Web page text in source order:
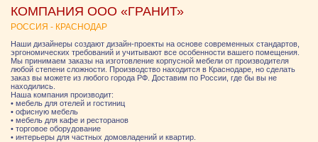
КОМПАНИЯ ООО «ГРАНИТ»
РОССИЯ - КРАСНОДАР
Наши дизайнеры создают дизайн-проекты на основе современных стандартов,
эргономических требований и учитывают все особенности вашего помещения.
Мы принимаем заказы на изготовление корпусной мебели от производителя
любой степени сложности. Производство находится в Краснодаре, но сделать
заказ вы можете из любого города РФ. Доставим по России, где бы вы не
находились.
Наша компания производит:
• мебель для отелей и гостиниц
• офисную мебель
• мебель для кафе и ресторанов
• торговое оборудование
• интерьеры для частных домовладений и квартир.